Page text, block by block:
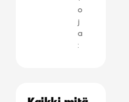
o
j
a
: